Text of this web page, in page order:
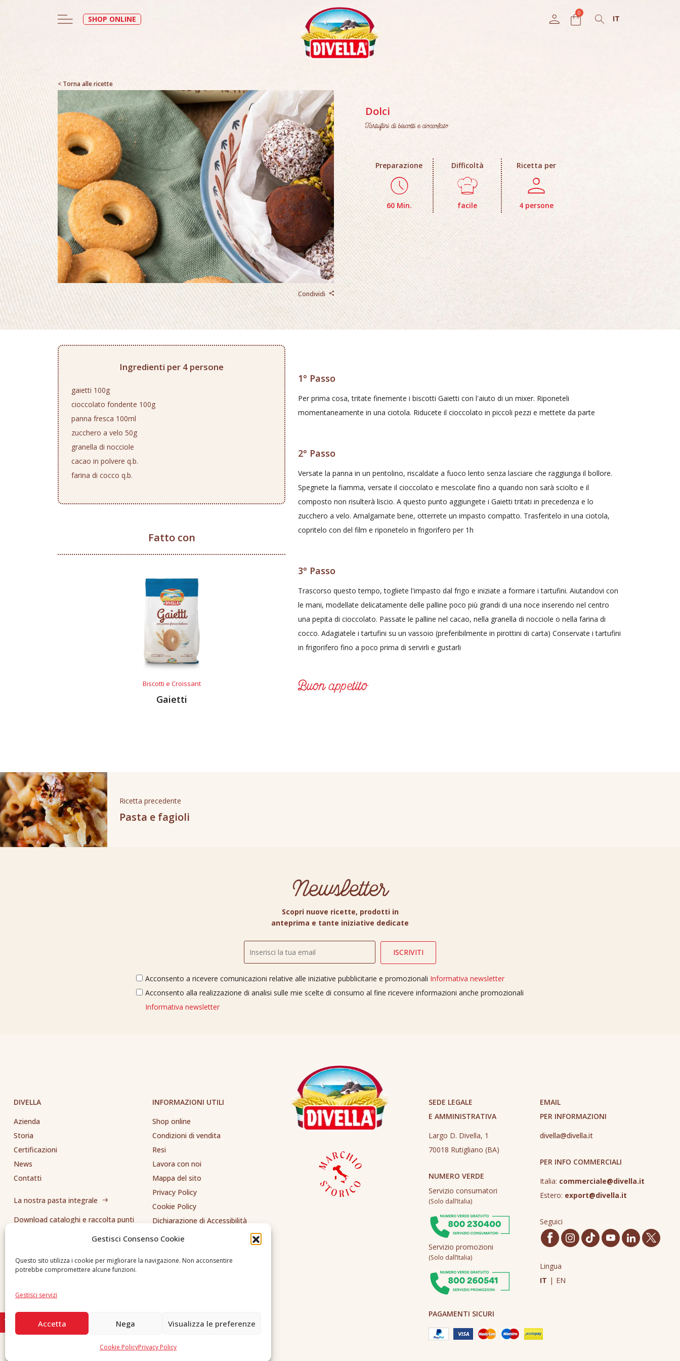
Gestisci Consenso Cookie
Questo sito utilizza i cookie per migliorare la navigazione. Non acconsentire
potrebbe compromettere alcune funzioni.
Gestisci servizi
Accetta Nega Visualizza le preferenze
Cookie PolicyPrivacy Policy
SHOP ONLINE IT
< Torna alle ricette
Condividi
Dolci
Tartufini di biscotti e cioccolato
Preparazione
60 Min.
Difficoltà
facile
Ricetta per
4 persone
Ingredienti per 4 persone
gaietti 100g
cioccolato fondente 100g
panna fresca 100ml
zucchero a velo 50g
granella di nocciole
cacao in polvere q.b.
farina di cocco q.b.
Fatto con
Biscotti e Croissant
Gaietti
1° Passo
Per prima cosa, tritate finemente i biscotti Gaietti con l'aiuto di un mixer. Riponeteli
momentaneamente in una ciotola. Riducete il cioccolato in piccoli pezzi e mettete da parte
2° Passo
Versate la panna in un pentolino, riscaldate a fuoco lento senza lasciare che raggiunga il bollore.
Spegnete la fiamma, versate il cioccolato e mescolate fino a quando non sarà sciolto e il
composto non risulterà liscio. A questo punto aggiungete i Gaietti tritati in precedenza e lo
zucchero a velo. Amalgamate bene, otterrete un impasto compatto. Trasferitelo in una ciotola,
copritelo con del film e riponetelo in frigorifero per 1h
3° Passo
Trascorso questo tempo, togliete l'impasto dal frigo e iniziate a formare i tartufini. Aiutandovi con
le mani, modellate delicatamente delle palline poco più grandi di una noce inserendo nel centro
una pepita di cioccolato. Passate le palline nel cacao, nella granella di nocciole o nella farina di
cocco. Adagiatele i tartufini su un vassoio (preferibilmente in pirottini di carta) Conservate i tartufini
in frigorifero fino a poco prima di servirli e gustarli
Buon appetito
Ricetta precedente
Pasta e fagioli
Newsletter
Scopri nuove ricette, prodotti in
anteprima e tante iniziative dedicate
Acconsento a ricevere comunicazioni relative alle iniziative pubblicitarie e promozionali Informativa newsletter
Acconsento alla realizzazione di analisi sulle mie scelte di consumo al fine ricevere informazioni anche promozionali
Informativa newsletter
DIVELLA
Azienda
Storia
Certificazioni
News
Contatti
La nostra pasta integrale
Download cataloghi e raccolta punti
INFORMAZIONI UTILI
Shop online
Condizioni di vendita
Resi
Lavora con noi
Mappa del sito
Privacy Policy
Cookie Policy
Dichiarazione di Accessibilità
Whistleblowing
SEDE LEGALE
E AMMINISTRATIVA
Largo D. Divella, 1
70018 Rutigliano (BA)
NUMERO VERDE
Servizio consumatori
(Solo dall’Italia)
Servizio promozioni
(Solo dall’Italia)
EMAIL
PER INFORMAZIONI
divella@divella.it
PER INFO COMMERCIALI
Italia: commerciale@divella.it
Estero: export@divella.it
Seguici
Lingua
IT | EN
PAGAMENTI SICURI